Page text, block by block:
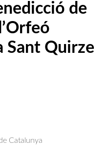
de
Sant Quirze
Catalunya